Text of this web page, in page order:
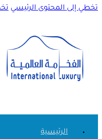
تخطي إلى المحتوى الرئيسي
الرئيسية